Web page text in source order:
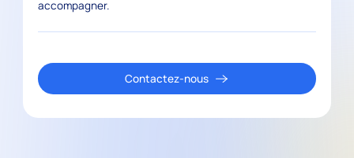
accompagner.
Contactez-nous